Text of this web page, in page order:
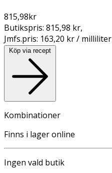
815,98kr
Butikspris: 815,98 kr,
Jmfs.pris: 163,20 kr / milliliter
Köp via recept
Kombinationer
Finns i lager online
Ingen vald butik